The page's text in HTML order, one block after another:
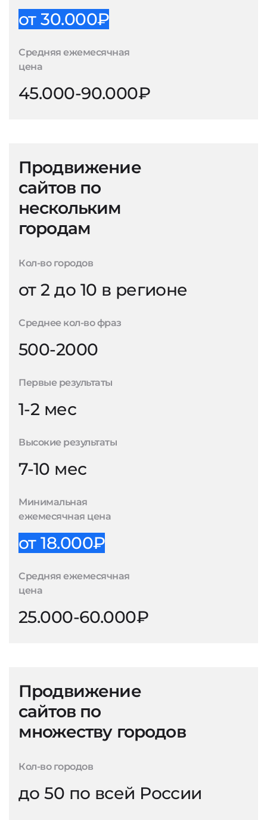
от 30.000₽
Средняя ежемесячная
цена
45.000-90.000₽
Продвижение
сайтов по
нескольким
городам
Кол-во городов
от 2 до 10 в регионе
Среднее кол-во фраз
500-2000
Первые результаты
1-2 мес
Высокие результаты
7-10 мес
Минимальная
ежемесячная цена
от 18.000₽
Средняя ежемесячная
цена
25.000-60.000₽
Продвижение
сайтов по
множеству городов
Кол-во городов
до 50 по всей России